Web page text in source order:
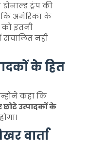
ट्रंप की
अमेरिका के
को इतनी
नहीं
के हित
कहा कि
उत्पादकों के
वार्ता